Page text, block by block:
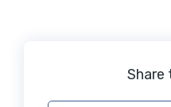
Share